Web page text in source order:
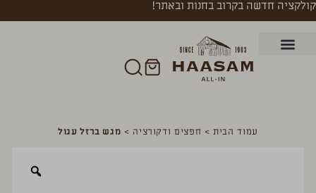
קולקציה חדשה בקרוב בחנות ובאתר!
עמוד הבית> חפצים ודקורציה > מגש ברזל עגול